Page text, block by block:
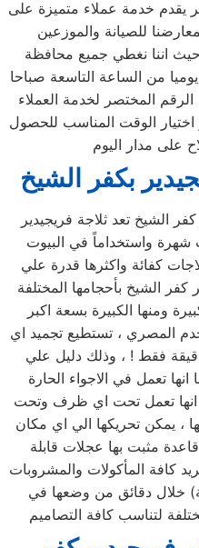
يقدم خدمة عملاء متميزة على
للصيانة والموزعين
حيث اننا نغطي جميع محافظة
من الساعة التاسعة صباحا
اختيار الوقت المناسب للحصول
على مدار اليوم
بكفر الشيخ
شهرة واستخداماً في البيوت
كفائة واكثرها قدرة علي
كفر الشيخ بأحجامها المختلفة
ومنها الكبيرة بسعة اكبر
المصري ، تستطيع تجميد اي
في الفريزر خلال 15 دقيقة فقط ! ، وذلك دليل علي
انها تعمل في الاجواء الحارة
انها تعمل تحت اي ظرف وتحت
، يمكن تحريكها الي اي مكان
مثبت بها عجلات قابلة
كافة المأكولات والمشروبات
خلال دقائق من وضعها في